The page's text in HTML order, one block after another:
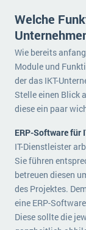
Welche
Wie bereits
Module und
der das IKT-
Stelle einen Blick
diese ein paar
ERP-Software für
IT-Dienstleister
Sie führen
betreuen diesen
des Projektes.
eine ERP-
Diese sollte die